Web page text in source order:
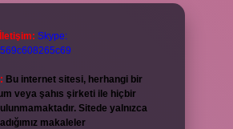
Skype:
Bu internet sitesi, herhangi bir
veya şahıs şirketi ile hiçbir
Sitede yalnızca
makaleler